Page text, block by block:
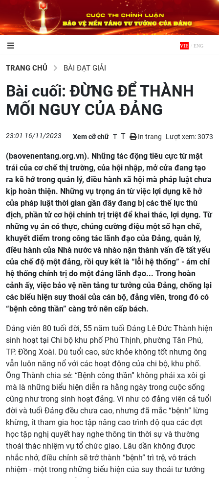
VIE ENG
TRANG CHỦ BÀI ĐẠT GIẢI
Bài cuối: ĐỪNG ĐỂ THÀNH
MỐI NGUY CỦA ĐẢNG
23:01 16/11/2023 Xem cỡ chữ T T In trang Lượt xem: 3073
(baovenentang.org.vn). Những tác động tiêu cực từ mặt
trái của cơ chế thị trường, của hội nhập, mở cửa đang tạo
ra kẽ hở trong quản lý, điều hành xã hội mà pháp luật chưa
kịp hoàn thiện. Những vụ trọng án từ việc lợi dụng kẽ hở
của pháp luật thời gian gần đây đang bị các thế lực thù
địch, phần tử cơ hội chính trị triệt để khai thác, lợi dụng. Từ
những vụ án có thực, chúng cường điệu một số hạn chế,
khuyết điểm trong công tác lãnh đạo của Đảng, quản lý,
điều hành của Nhà nước và nhào nặn thành vấn đề tất yếu
của chế độ một đảng, rồi quy kết là “lỗi hệ thống” - ám chỉ
hệ thống chính trị do một đảng lãnh đạo... Trong hoàn
cảnh ấy, việc bảo vệ nền tảng tư tưởng của Đảng, chống lại
các biểu hiện suy thoái của cán bộ, đảng viên, trong đó có
“bệnh công thần” càng trở nên cấp bách.
Đảng viên 80 tuổi đời, 55 năm tuổi Đảng Lê Đức Thành hiện
sinh hoạt tại Chi bộ khu phố Phú Thịnh, phường Tân Phú,
TP. Đồng Xoài. Dù tuổi cao, sức khỏe không tốt nhưng ông
vẫn luôn năng nổ với các hoạt động của chi bộ, khu phố.
Ông Thành chia sẻ: “Bệnh công thần” không phải xa xôi gì
mà là những biểu hiện diễn ra hằng ngày trong cuộc sống
cũng như trong sinh hoạt đảng. Ví như có đảng viên cả tuổi
đời và tuổi Đảng đều chưa cao, nhưng đã mắc “bệnh” lừng
khừng, ít tham gia học tập nâng cao trình độ qua các đợt
học tập nghị quyết hay nghe thông tin thời sự và thường
thoái thác nhiệm vụ tổ chức giao. Lâu dần không được
nhắc nhở, điều chỉnh sẽ trở thành “bệnh” trì trệ, vô trách
nhiệm - một trong những biểu hiện của suy thoái tư tưởng